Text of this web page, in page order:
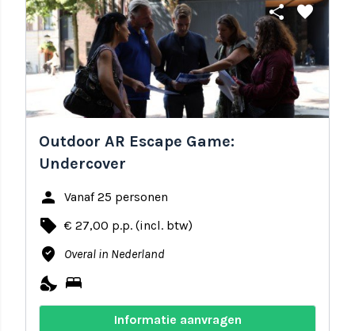
share favorite
Outdoor AR Escape Game:
Undercover
person Vanaf 25 personen
local_offer € 27,00 p.p. (incl. btw)
where_to_vote Overal in Nederland
nights_stay bed
Informatie aanvragen